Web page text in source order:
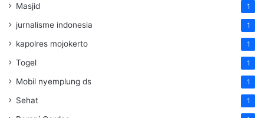
Masjid 1
jurnalisme indonesia 1
kapolres mojokerto 1
Togel 1
Mobil nyemplung ds 1
Sehat 1